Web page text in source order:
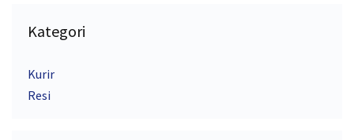
Kategori
Kurir
Resi